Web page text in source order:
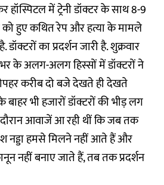
में ट्रेनी डॉक्टर के साथ 8-9
को हुए कथित रेप और हत्या के मामले
का प्रदर्शन जारी है. शुक्रवार
के अलग-अलग हिस्सों में डॉक्टरों ने
करीब दो बजे देखते ही देखते
भी हजारों डॉक्टरों की भीड़ लग
आवाजें आ रही थीं कि जब तक
नड्डा हमसे मिलने नहीं आते हैं और
नहीं बनाए जाते हैं, तब तक प्रदर्शन